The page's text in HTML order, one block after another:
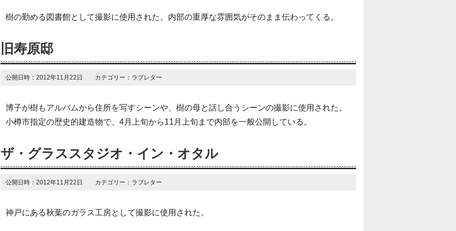
樹の勤める図書館として撮影に使用された。内部の重厚な雰囲気がそのまま伝わってくる。
旧寿原邸
公開日時：2012年11月22日 カテゴリー：ラブレター
博子が樹もアルバムから住所を写すシーンや、樹の母と話し合うシーンの撮影に使用された。
小樽市指定の歴史的建造物で、4月上旬から11月上旬まで内部を一般公開している。
ザ・グラススタジオ・イン・オタル
公開日時：2012年11月22日 カテゴリー：ラブレター
神戸にある秋葉のガラス工房として撮影に使用された。